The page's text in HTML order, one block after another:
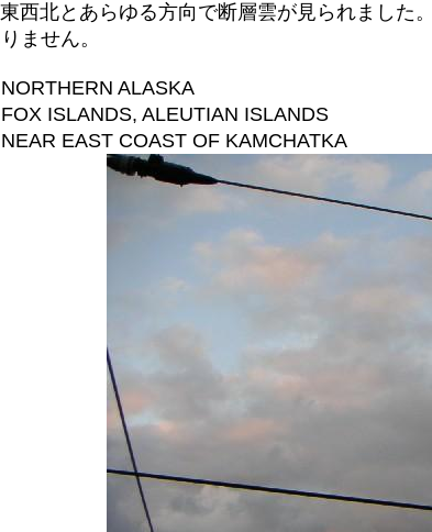
西北とあらゆる方向で断層雲が見られました。
ません。
ALASKA
ISLANDS, ALEUTIAN ISLANDS
EAST COAST OF KAMCHATKA